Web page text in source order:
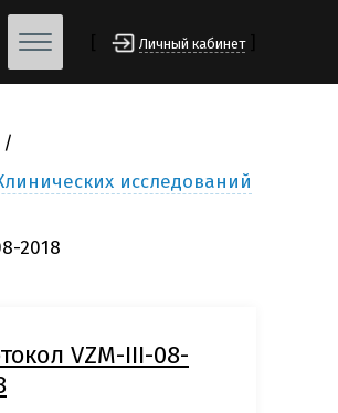
Личный кабинет
исследований
2018
VZM-III-08-